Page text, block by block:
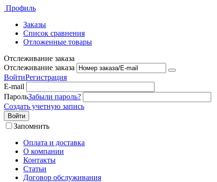
Профиль
Заказы
Список сравнения
Отложенные товары
Отслеживание заказа
Отслеживание заказа
ВойтиРегистрация
E-mail
ПарольЗабыли пароль?
Создать учетную запись
Войти
Запомнить
Оплата и доставка
О компании
Контакты
Статьи
Договор обслуживания